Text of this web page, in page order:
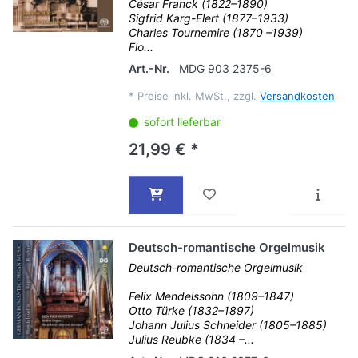
César Franck (1822–1890)
Sigfrid Karg-Elert (1877–1933)
Charles Tournemire (1870 –1939)
Flo...
Art.-Nr.
MDG 903 2375-6
* Preise inkl. MwSt., zzgl. Versandkosten
sofort lieferbar
21,99 € *
Deutsch-romantische Orgelmusik
Deutsch-romantische Orgelmusik
Felix Mendelssohn (1809–1847)
Otto Türke (1832–1897)
Johann Julius Schneider (1805–1885)
Julius Reubke (1834 –...